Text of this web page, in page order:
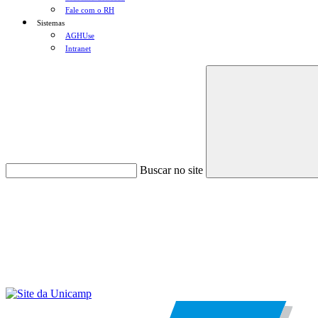
Fale com o RH
Sistemas
AGHUse
Intranet
Buscar no site